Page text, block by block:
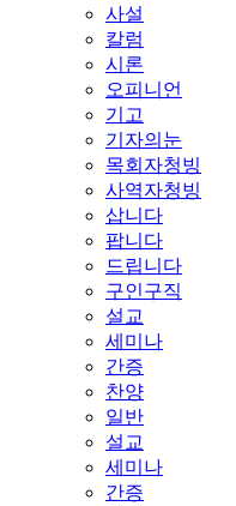
사설
칼럼
시론
오피니언
기고
기자의눈
목회자청빙
사역자청빙
삽니다
팝니다
드립니다
구인구직
설교
세미나
간증
찬양
일반
설교
세미나
간증